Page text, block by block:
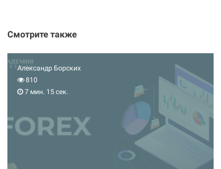
Смотрите также
Александр Борских
810
7 мин. 15 сек.